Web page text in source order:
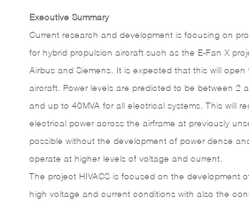
Executive Summary
Current research and development is focusing on
for hybrid propulsion aircraft such as the E-Fan X
Airbus and Siemens. It is expected that this will open
aircraft. Power levels are predicted to be between 2
and up to 40MVA for all electrical systems. This will
electrical power across the airframe at previously
possible without the development of power dense
operate at higher levels of voltage and current.
The project HIVACS is focused on the development
high voltage and current conditions with also the